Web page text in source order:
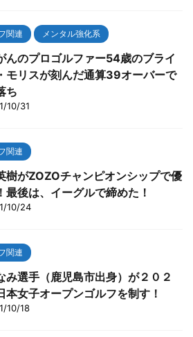
関連 メンタル強化系
んのプロゴルファー54歳のブライ
モリスが刻んだ通算39オーバーで
ち
10/31
関連
樹がZOZOチャンピオンシップで優
最後は、イーグルで締めた！
10/24
関連
み選手（鹿児島市出身）が２０２
本女子オープンゴルフを制す！
10/18